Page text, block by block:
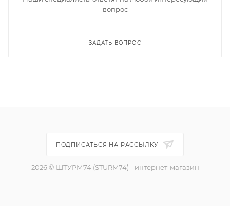
вопрос
ЗАДАТЬ ВОПРОС
ПОДПИСАТЬСЯ НА РАССЫЛКУ
2026 © ШТУРМ74 (STURM74) - интернет-магазин